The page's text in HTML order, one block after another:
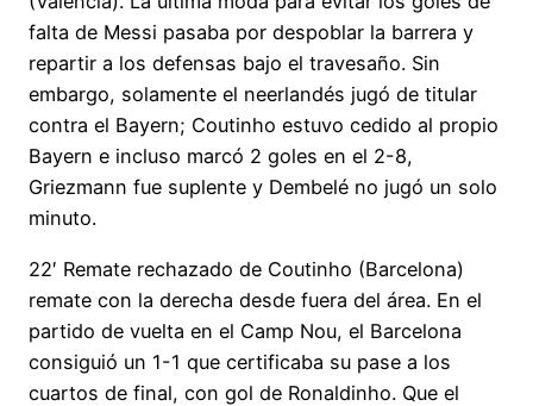
falta de Messi pasaba por despoblar la barrera y
repartir a los defensas bajo el travesaño. Sin
embargo, solamente el neerlandés jugó de titular
contra el Bayern; Coutinho estuvo cedido al propio
Bayern e incluso marcó 2 goles en el 2-8,
Griezmann fue suplente y Dembelé no jugó un solo
minuto.
22′ Remate rechazado de Coutinho (Barcelona)
remate con la derecha desde fuera del área. En el
partido de vuelta en el Camp Nou, el Barcelona
consiguió un 1-1 que certificaba su pase a los
cuartos de final, con gol de Ronaldinho. Que el